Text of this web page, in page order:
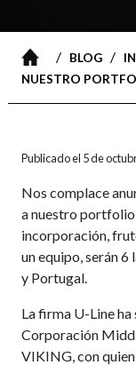
/ BLOG/
NUESTRO
Publicado el 5 de
Nos complace
a nuestro portfolio
incorporación,
un equipo, serán 6
y Portugal.
La firma U-Line
Corporación
VIKING, con